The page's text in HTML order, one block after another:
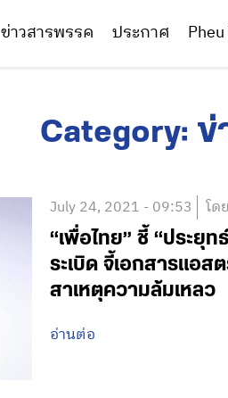
ข่าวสารพรรค ประกาศ
Category: ข่
July 24, 2021 - 09:53 โด
“เพื่อไทย” ชี้ “ประยุ
ระเบิด จี้เอกสารแอ
สาเหตุความล้มเหลว
อ่านต่อ